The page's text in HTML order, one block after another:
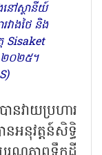
ៅស្ថានីយ៍
វាងថៃ និង
Sisaket
២០២៥។
វាយប្រហារ
នអនុវត្តន៍សិទ្ធិ